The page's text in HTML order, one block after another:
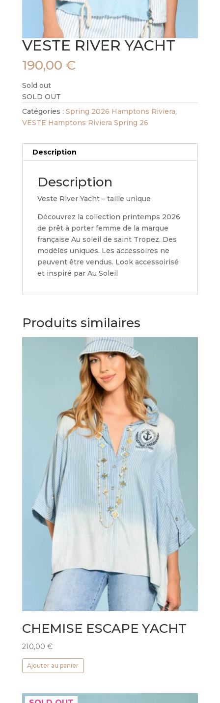
VESTE RIVER YACHT
190,00 €
Sold out
SOLD OUT
Catégories : Spring 2026 Hamptons Riviera,
VESTE Hamptons Riviera Spring 26
Description
Description
Veste River Yacht – taille unique
Découvrez la collection printemps 2026
de prêt à porter femme de la marque
française Au soleil de saint Tropez. Des
modèles uniques. Les accessoires ne
peuvent être vendus. Look accessoirisé
et inspiré par Au Soleil
Produits similaires
CHEMISE ESCAPE YACHT
210,00 €
Ajouter au panier